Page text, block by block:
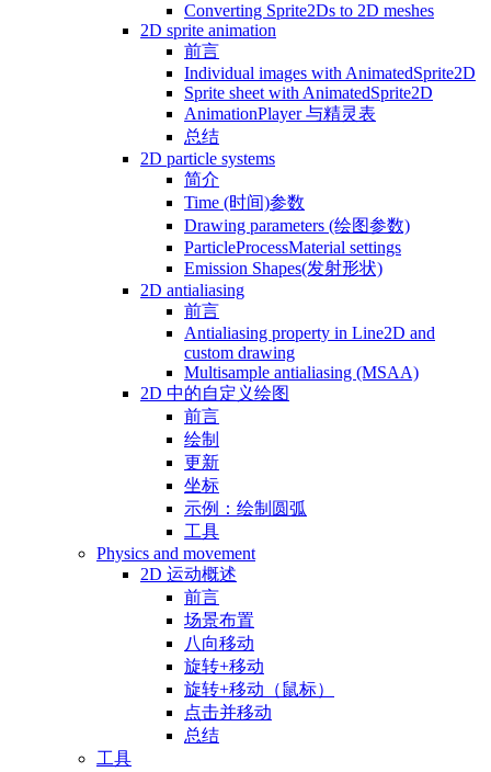
Converting Sprite2Ds to 2D meshes
2D sprite animation
前言
Individual images with AnimatedSprite2D
Sprite sheet with AnimatedSprite2D
AnimationPlayer 与精灵表
总结
2D particle systems
简介
Time (时间)参数
Drawing parameters (绘图参数)
ParticleProcessMaterial settings
Emission Shapes(发射形状)
2D antialiasing
前言
Antialiasing property in Line2D and
custom drawing
Multisample antialiasing (MSAA)
2D 中的自定义绘图
前言
绘制
更新
坐标
示例：绘制圆弧
工具
Physics and movement
2D 运动概述
前言
场景布置
八向移动
旋转+移动
旋转+移动（鼠标）
点击并移动
总结
工具